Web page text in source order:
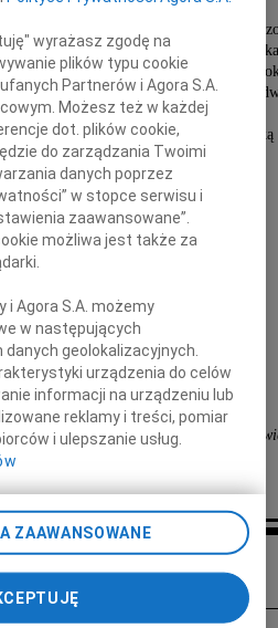
Skarbnik, Sekretarz Rady oraz
Okręgowej Rady Adwokackiej w
prawa karnego w szkoleniu
Delegat na Krajowe Zjazdy
wielu pokoleń adwokatów i aplikantów
Palestry Rzeszowskiej,
przez Naczelną Radę Adwokacką
odznaką "Adwokatura Zasłużonym"
Najbliższym Zmarłego
składamy
wyrazy głębokiego współczucia
i Okręgowa Rada Adwokacka w
Inne kondolencje
wyrażasz zgodę na
plików typu cookie
Partnerów i Agora S.A.
Możesz też w każdej
dot. plików cookie,
do zarządzania Twoimi
danych poprzez
w stopce serwisu i
zaawansowane”.
możliwa jest także za
i Agora S.A. możemy
w następujących
danych geolokalizacyjnych.
urządzenia do celów
informacji na urządzeniu lub
reklamy i treści, pomiar
i ulepszanie usług.
ZAAWANSOWANE